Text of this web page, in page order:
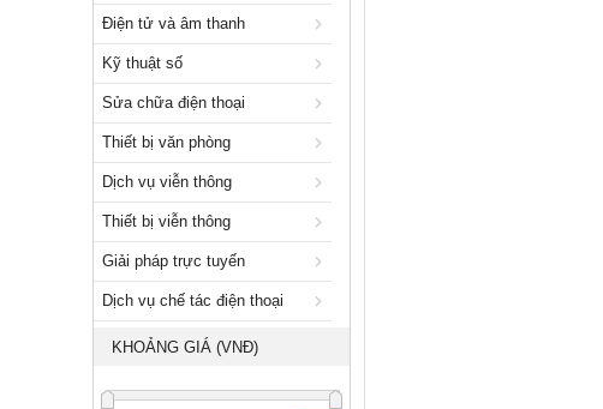
Sửa chữa điện thoại
Thiết bị văn phòng
Dịch vụ viễn thông
Thiết bị viễn thông
Giải pháp trực tuyến
Dịch vụ chế tác điện thoại
Nhà và Đất
Điện tử và âm thanh
Kỹ thuật số
Sửa chữa điện thoại
Thiết bị văn phòng
Dịch vụ viễn thông
Thiết bị viễn thông
Giải pháp trực tuyến
Dịch vụ chế tác điện thoại
KHOẢNG GIÁ (VNĐ)